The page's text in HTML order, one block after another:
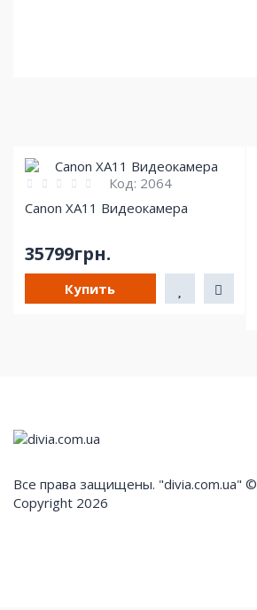
Код: 2064
Canon XA11 Видеокамера
35799грн.
Купить
Все права защищены. "divia.com.ua" ©
Copyright 2026